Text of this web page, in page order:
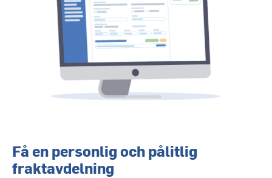
Få en personlig och pålitlig
fraktavdelning